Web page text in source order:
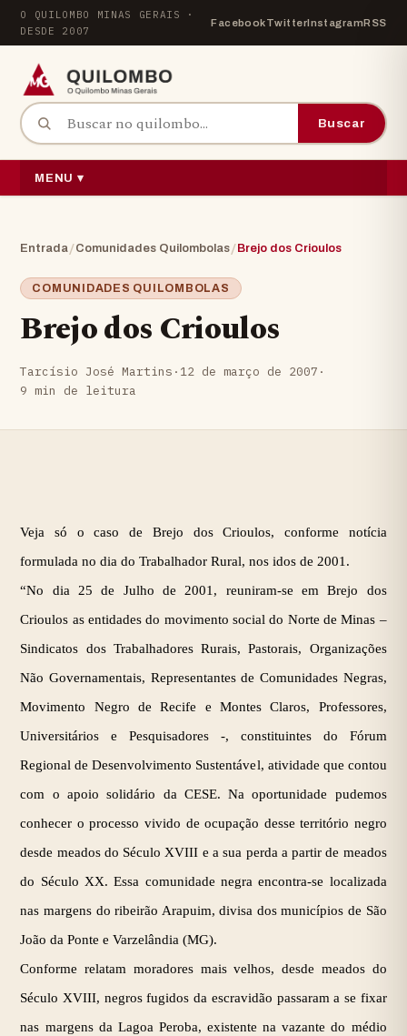
Pular para o conteúdo
O QUILOMBO MINAS GERAIS ·
DESDE 2007
FacebookTwitterInstagramRSS
Buscar por: Buscar
MENU ▾
Entrada/Comunidades Quilombolas/ Brejo dos Crioulos
COMUNIDADES QUILOMBOLAS
Brejo dos Crioulos
Tarcísio José Martins · 12 de março de 2007 ·
9 min de leitura
Veja só o caso de Brejo dos Crioulos, conforme notícia
formulada no dia do Trabalhador Rural, nos idos de 2001.
“No dia 25 de Julho de 2001, reuniram-se em Brejo dos
Crioulos as entidades do movimento social do Norte de Minas –
Sindicatos dos Trabalhadores Rurais, Pastorais, Organizações
Não Governamentais, Representantes de Comunidades Negras,
Movimento Negro de Recife e Montes Claros, Professores,
Universitários e Pesquisadores -, constituintes do Fórum
Regional de Desenvolvimento Sustentável, atividade que contou
com o apoio solidário da CESE. Na oportunidade pudemos
conhecer o processo vivido de ocupação desse território negro
desde meados do Século XVIII e a sua perda a partir de meados
do Século XX. Essa comunidade negra encontra-se localizada
nas margens do ribeirão Arapuim, divisa dos municípios de São
João da Ponte e Varzelândia (MG).
Conforme relatam moradores mais velhos, desde meados do
Século XVIII, negros fugidos da escravidão passaram a se fixar
nas margens da Lagoa Peroba, existente na vazante do médio